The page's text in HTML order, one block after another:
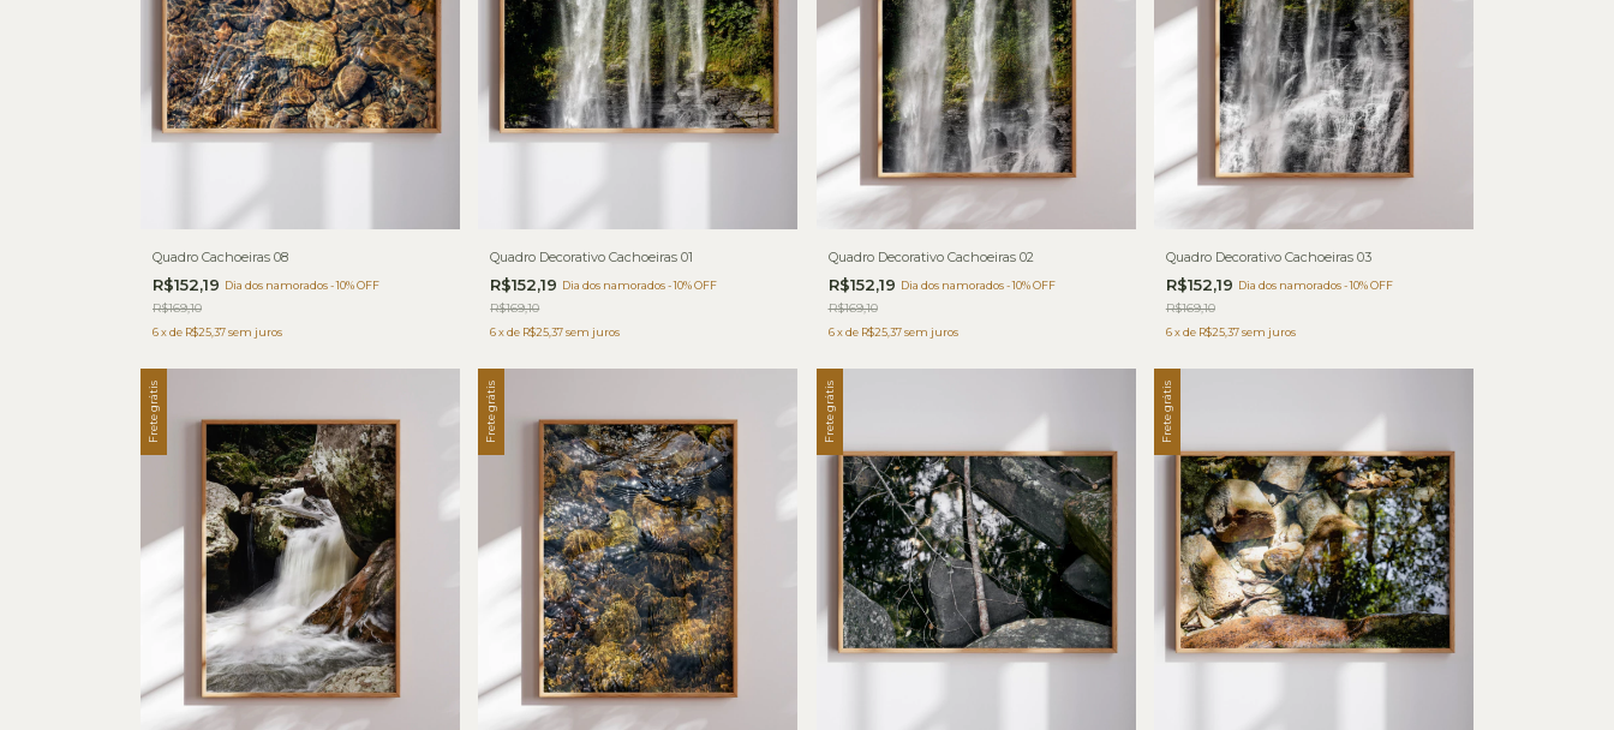
Quadro Cachoeiras 08
R$152,19 Dia dos namorados - 10% OFF
R$169,10
6xde R$25,37sem juros
Quadro Decorativo Cachoeiras 01
R$152,19 Dia dos namorados - 10% OFF
R$169,10
6 xde R$25,37 sem juros
Quadro Decorativo Cachoeiras 02
R$152,19 Dia dos namorados - 10% OFF
R$169,10
6 xde R$25,37 sem juros
Quadro Decorativo Cachoeiras 03
R$152,19 Dia dos namorados - 10% OFF
R$169,10
6 xde R$25,37 sem juros
Frete grátis Frete grátis Frete grátis Frete grátis